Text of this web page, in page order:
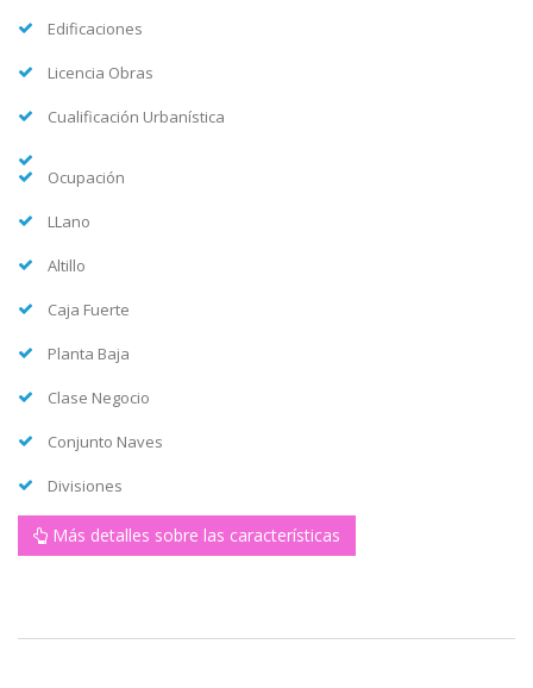
Edificaciones
Licencia Obras
Cualificación Urbanística
Ocupación
LLano
Altillo
Caja Fuerte
Planta Baja
Clase Negocio
Conjunto Naves
Divisiones
Más detalles sobre las características